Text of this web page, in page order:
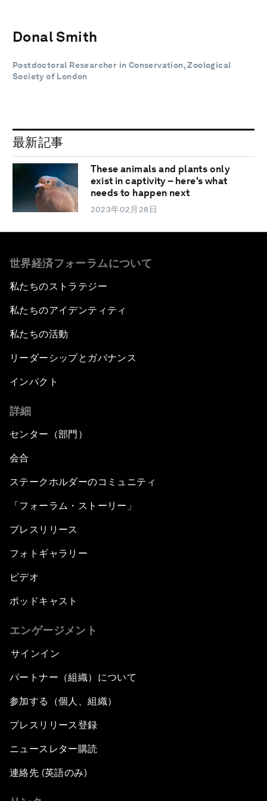
Donal Smith
Postdoctoral Researcher in Conservation, Zoological
Society of London
最新記事
These animals and plants only
exist in captivity – here's what
needs to happen next
2023年02月28日
世界経済フォーラムについて
私たちのストラテジー
私たちのアイデンティティ
私たちの活動
リーダーシップとガバナンス
インパクト
詳細
センター（部門）
会合
ステークホルダーのコミュニティ
「フォーラム・ストーリー」
プレスリリース
フォトギャラリー
ビデオ
ポッドキャスト
エンゲージメント
サインイン
パートナー（組織）について
参加する（個人、組織）
プレスリリース登録
ニュースレター購読
連絡先 (英語のみ)